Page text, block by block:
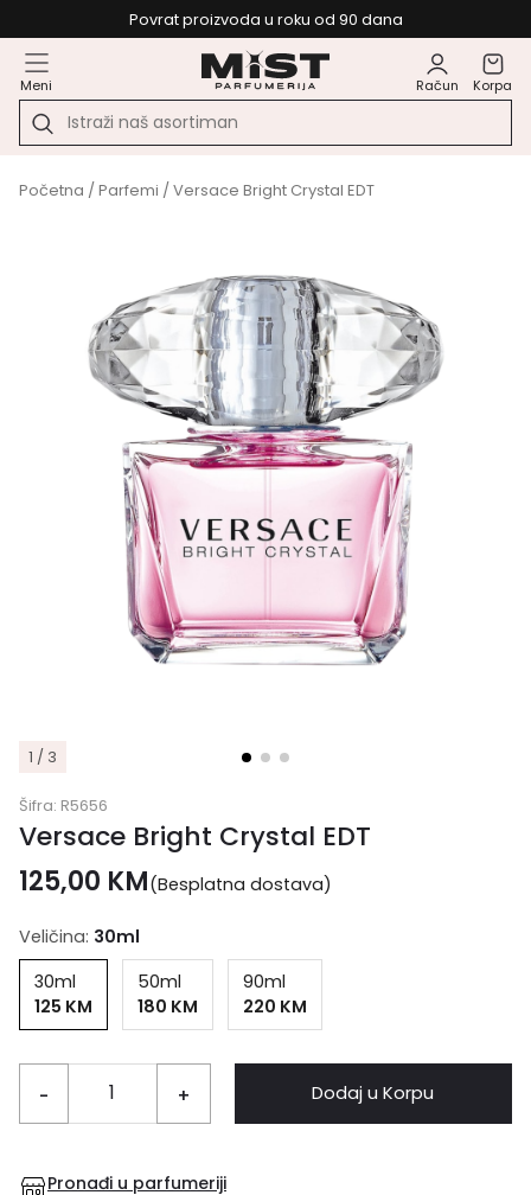
Povrat proizvoda u roku od 90 dana
Meni Račun Korpa
Početna /Parfemi / Versace Bright Crystal EDT
1 / 3
Šifra: R5656
Versace Bright Crystal EDT
125,00 KM(Besplatna dostava)
Veličina: 30ml
30ml
125 KM
50ml
180 KM
90ml
220 KM
- + Dodaj u Korpu
Pronađi u parfumeriji